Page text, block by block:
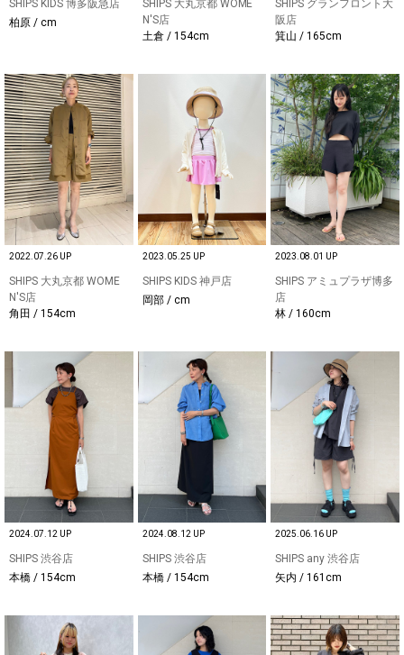
SHIPS KIDS 博多阪急店
柏原 / cm
SHIPS 大丸京都 WOME
N'S店
土倉 / 154cm
SHIPS グランフロント大
阪店
箕山 / 165cm
2022.07.26 UP
SHIPS 大丸京都 WOME
N'S店
角田 / 154cm
2023.05.25 UP
SHIPS KIDS 神戸店
岡部 / cm
2023.08.01 UP
SHIPS アミュプラザ博多
店
林 / 160cm
2024.07.12 UP
SHIPS 渋谷店
本橋 / 154cm
2024.08.12 UP
SHIPS 渋谷店
本橋 / 154cm
2025.06.16 UP
SHIPS any 渋谷店
矢内 / 161cm